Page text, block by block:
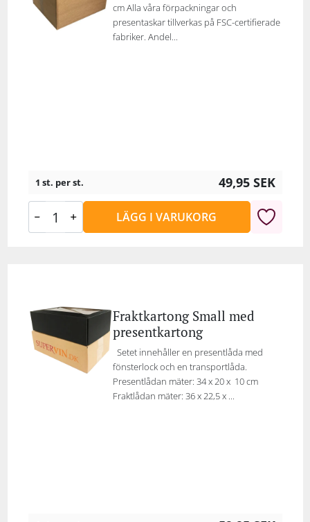
cm Alla våra förpackningar och
presentaskar tillverkas på FSC-certifierade
fabriker. Andel...
1 st. per st. 49,95 SEK
LÄGG I VARUKORG
Fraktkartong Small med
presentkartong
Setet innehåller en presentlåda med
fönsterlock och en transportlåda.
Presentlådan mäter: 34 x 20 x 10 cm
Fraktlådan mäter: 36 x 22,5 x ...